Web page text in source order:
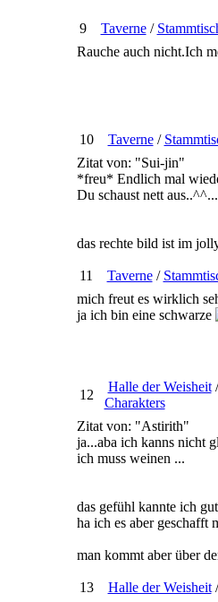
9 Taverne/
Rauche auch nicht.Ich
10 Taverne/
Zitat von: "Sui-jin"
*freu* Endlich mal
Du schaust nett
das rechte bild ist im
11 Taverne/
mich freut es wirklich
ja ich bin eine schwarze
12
Halle der Weisheit
Charakters
Zitat von: "Astirith"
ja...aba ich kanns nicht
ich muss weinen ...
das gefühl kannte ich
ha ich es aber geschafft
man kommt aber über
13 Halle der Weisheit